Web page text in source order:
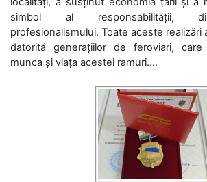
simbol al responsabilității,
profesionalismului. Toate aceste realizări
datorită generațiilor de feroviari,
munca și viața acestei ramuri....